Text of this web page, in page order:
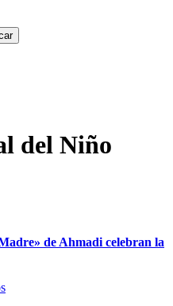
del Niño
de Ahmadi celebran la